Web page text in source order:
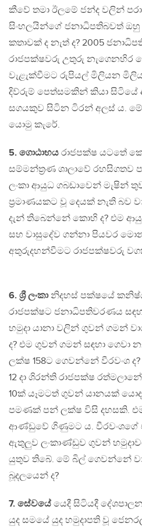
කීවේ තමා ඊලමේ ජන්ද වලින්
සිංහලයින්ගේ ජනාධිපතිබවත් ඔහු
කතාවක් ද නැත් ද? 2005
රාජපක්ෂවරු උතුරු නැගෙනහිර
වැළැක්වීමට රුපියල් මිලියන
දිව්රුම් පෙත්සමකින් කියා සිටියේ
සගයකුව සිටින ටිරන් අලස් ය.
යොමු කැරේ.
5. ගොඨාභය රාජපක්ෂ යටතේ
සම්මන්ත්‍රණ ශාලාවේ රහසිගතව
ලංකා ආයුධ ගබඩාවෙන් මැෂින්
ප්‍රමාණයකට වූ දෙයක් නැති බව
දැන් තිබෙන්නේ කොහි ද? එම
සහ වාසුදේව ගන්නා පියවර
අතුරුදහන්වීමට රාජපක්ෂවරු
6. ශ්‍රී ලංකානිදහස් පක්ෂයේ
රාජපක්ෂට ජනාධිපතිවරණය
හමුදා යානා වලින් ගුවන් ගමන්
ද? එම ගුවන් ගමන් සඳහා ගෙවා
ලක්ෂ 158ට ගෙවන්නේ වීරවංශ ද?
12 දා ශිරන්ති රාජපක්ෂ
10ක් යෑමටත් ගුවන් යානයක්
පමණක් පන් ලක්ෂ විසි දහසකි.
ආණ්ඩුවේ ගිණුමට ය. වීරවංශගේ
ඇතුලුව ලංකාණ්ඩුව ගුවන්
යුතුව තිබේ. මේ බිල් ගෙවන්නේ
බූදලයෙන් ද?
7. සේවයේ යෙදී සිටියදී
යුද සමයේ යුද හමුදාපති වූ